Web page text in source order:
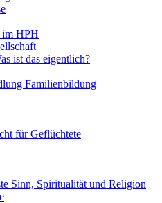
im HPH
ist das eigentlich?
Familienbildung
für Geflüchtete
Sinn, Spiritualität und Religion